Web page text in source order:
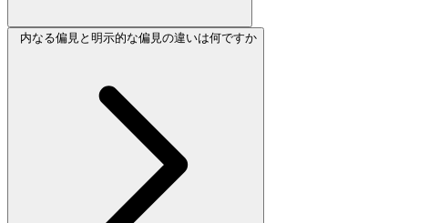
内なる偏見と明示的な偏見の違いは何ですか